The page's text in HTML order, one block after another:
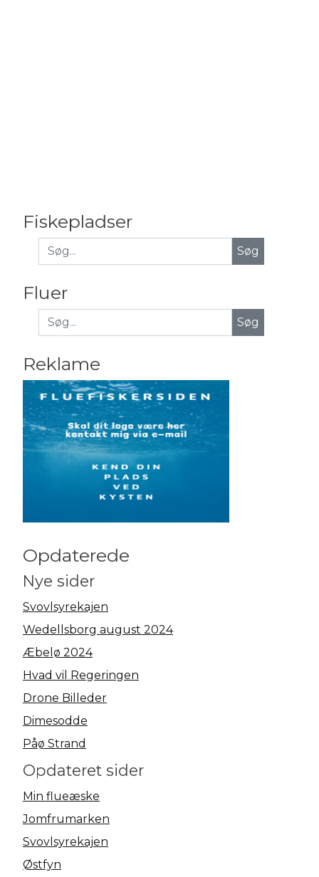
Fiskepladser
Fluer
Søg
Reklame
Opdaterede
Nye sider
Svovlsyrekajen
Wedellsborg august 2024
Æbelø 2024
Hvad vil Regeringen
Drone Billeder
Dimesodde
Påø Strand
Opdateret sider
Min flueæske
Jomfrumarken
Svovlsyrekajen
Østfyn